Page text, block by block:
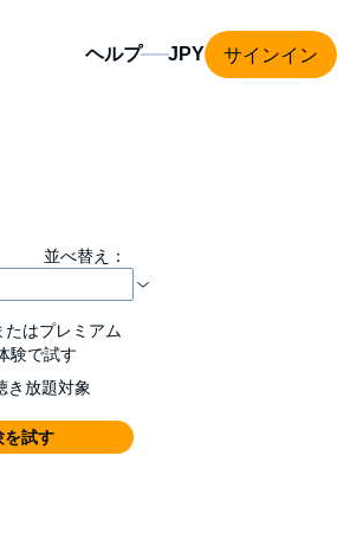
ヘルプ サインイン
並べ替え：
たはプレミアム
験で試す
き放題対象
を試す